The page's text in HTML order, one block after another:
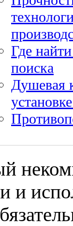
Где
поиска
Душевая
и